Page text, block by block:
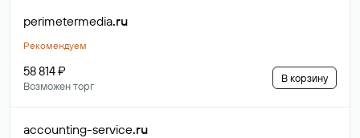
perimetermedia.ru
Рекомендуем
58 814 ₽
Возможен торг
В корзину
accounting-service.ru